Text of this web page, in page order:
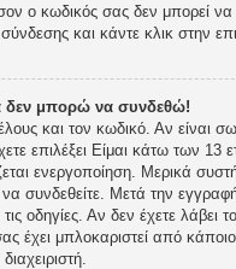
ο κωδικός σας δεν μπορεί να
και κάντε κλικ στην
δεν μπορώ να συνδεθώ!
και τον κωδικό. Αν είναι
επιλέξει Είμαι κάτω των
ενεργοποίηση. Μερικά
συνδεθείτε. Μετά την
οδηγίες. Αν δεν έχετε λάβει
έχει μπλοκαριστεί από